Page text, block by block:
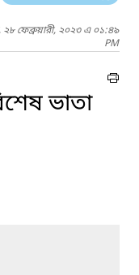
২৮ ফেব্রুয়ারী, ২০২৩ এ ০১:৪৯
PM
ভাতা